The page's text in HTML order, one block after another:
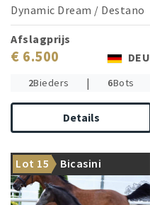
Dynamic Dream / Destano
Afslagprijs
€ 6.500 DEU
2Bieders | 6Bots
Details
Lot 15 Bicasini
The 1.55 m successful
Quintendros E is the dam's
brother